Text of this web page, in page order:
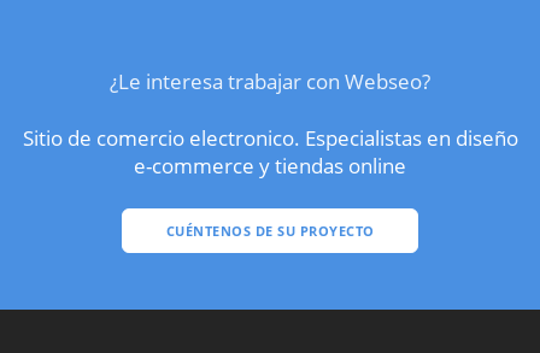
¿Le interesa trabajar con Webseo?
Sitio de comercio electronico. Especialistas en diseño
e-commerce y tiendas online
CUÉNTENOS DE SU PROYECTO